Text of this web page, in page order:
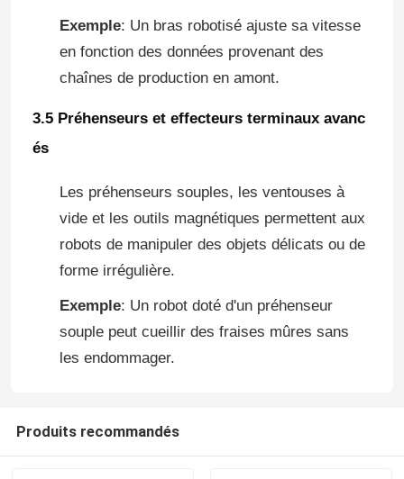
Exemple: Un bras robotisé ajuste sa vitesse
en fonction des données provenant des
chaînes de production en amont.
3.5 Préhenseurs et effecteurs terminaux avanc
és
Les préhenseurs souples, les ventouses à
vide et les outils magnétiques permettent aux
robots de manipuler des objets délicats ou de
forme irrégulière.
Exemple: Un robot doté d'un préhenseur
souple peut cueillir des fraises mûres sans
les endommager.
Produits recommandés